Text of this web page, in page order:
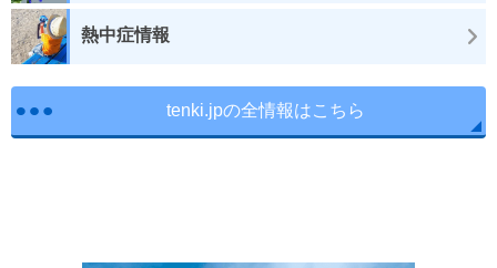
熱中症情報
tenki.jpの全情報はこちら